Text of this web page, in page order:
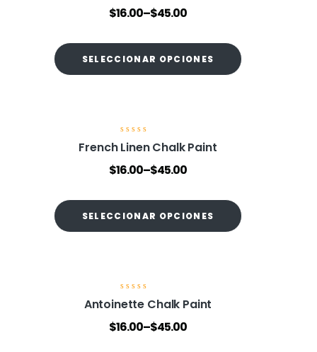
o
d
o
e
n
$16.00–$45.00
SELECCIONAR OPCIONES
V
a
o
d
o
e
n
French Linen Chalk Paint
$16.00–$45.00
SELECCIONAR OPCIONES
a
o
Antoinette Chalk Paint
$16.00–$45.00